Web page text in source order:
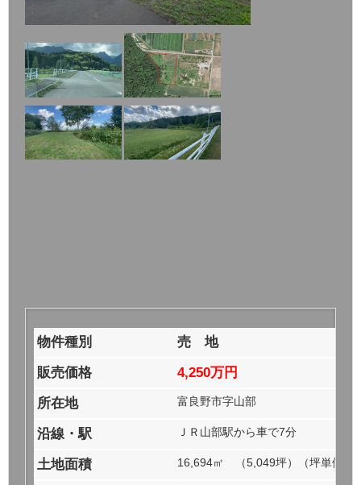
物件種別
売 地
販売価格
4,250万円
所在地
富良野市字山部
沿線・駅 ＪＲ山部駅から車で7分
土地面積 16,694㎡ （5,049坪）（坪単価0.8